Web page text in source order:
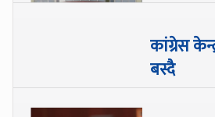
कांग्रेस
बस्दै